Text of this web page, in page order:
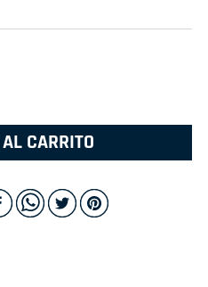
CARRITO